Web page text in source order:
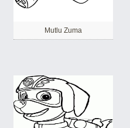
Mutlu Zuma